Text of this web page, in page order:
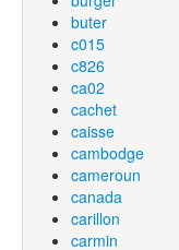
buter
c015
c826
ca02
cachet
caisse
cambodge
cameroun
canada
carillon
carmin